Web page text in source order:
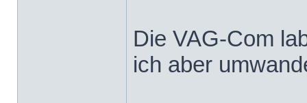
Die VAG-Com
ich aber